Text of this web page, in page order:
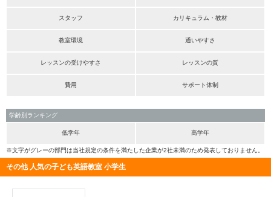
スタッフ カリキュラム・教材
教室環境 通いやすさ
レッスンの受けやすさ レッスンの質
費用 サポート体制
学齢別ランキング
低学年 高学年
※文字がグレーの部門は当社規定の条件を満たした企業が2社未満のため発表しておりません。
その他 人気の子ども英語教室 小学生